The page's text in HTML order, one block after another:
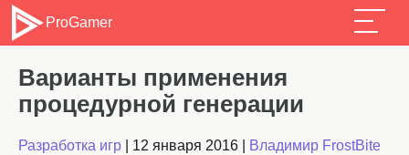
ProGamer
Варианты применения
процедурной генерации
Разработка игр 12 января 2016
Владимир FrostBite